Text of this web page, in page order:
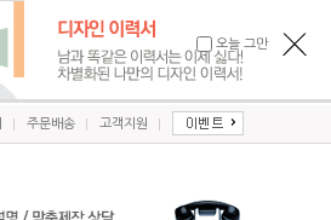
오늘 그만
주문배송 고객지원